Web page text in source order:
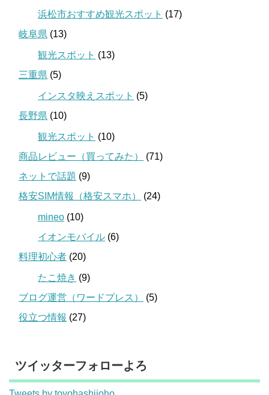
浜松市おすすめ観光スポット (17)
岐阜県 (13)
観光スポット (13)
三重県 (5)
インスタ映えスポット (5)
長野県 (10)
観光スポット (10)
商品レビュー（買ってみた）
(71)
ネットで話題 (9)
格安SIM情報（格安スマホ）
(24)
mineo (10)
イオンモバイル (6)
料理初心者 (20)
たこ焼き (9)
ブログ運営（ワードプレス）
(5)
役立つ情報 (27)
ツイッターフォローよろ